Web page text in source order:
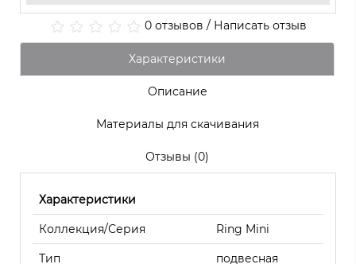
0 отзывов / Написать отзыв
Характеристики
Описание
Материалы для скачивания
Отзывы (0)
Характеристики
Коллекция/Серия Ring Mini
Тип подвесная